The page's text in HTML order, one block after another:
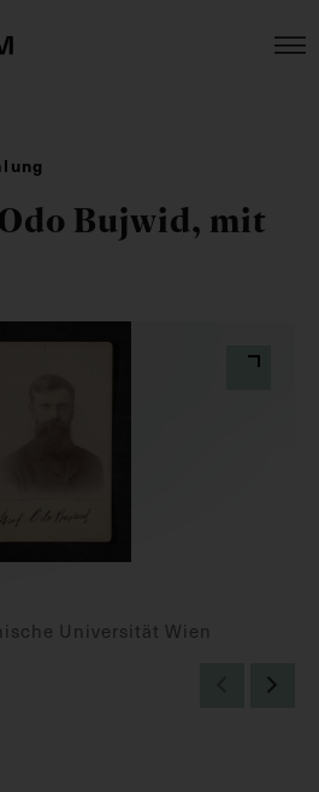
Bujwid, mit
Universität Wien